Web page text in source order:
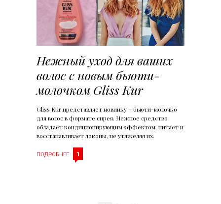
Нежный уход для ваших
волос с новым бьюти-
молочком Gliss Kur
Gliss Kur представляет новинку – бьюти-молочко
для волос в формате спрея. Нежное средство
обладает кондиционирующим эффектом, питает и
восстанавливает локоны, не утяжеляя их.
ПОДРОБНЕЕ 1